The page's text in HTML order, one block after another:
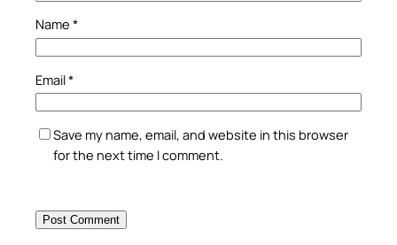
Name *
Email*
Save my name, email, and website in this browser
for the next time I comment.